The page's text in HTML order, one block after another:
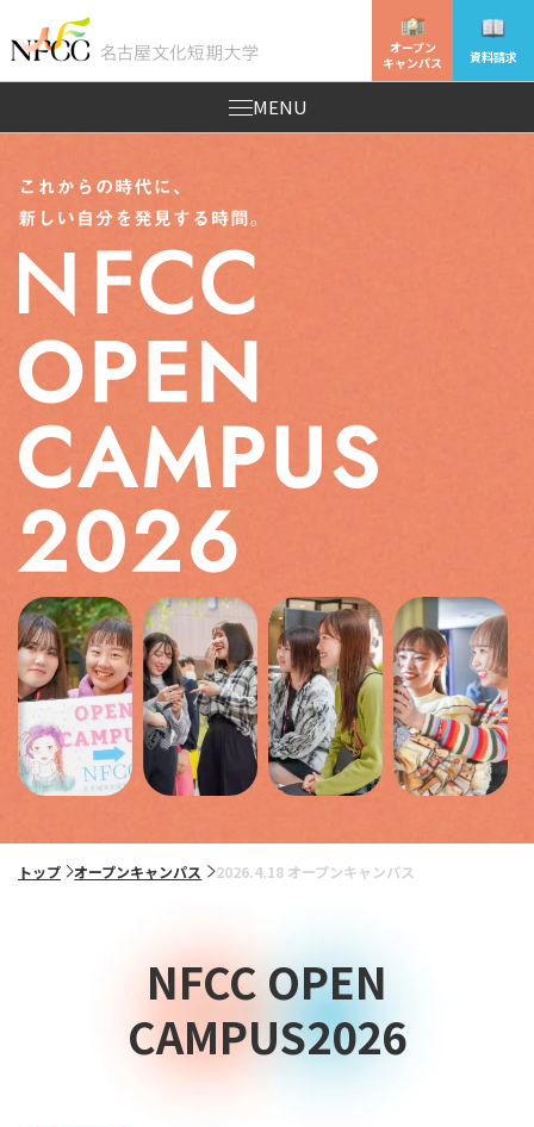
オープン
キャンパス
資料請求
MENU
トップ オープンキャンパス 2026.4.18 オープンキャンパス
NFCC OPEN
CAMPUS2026